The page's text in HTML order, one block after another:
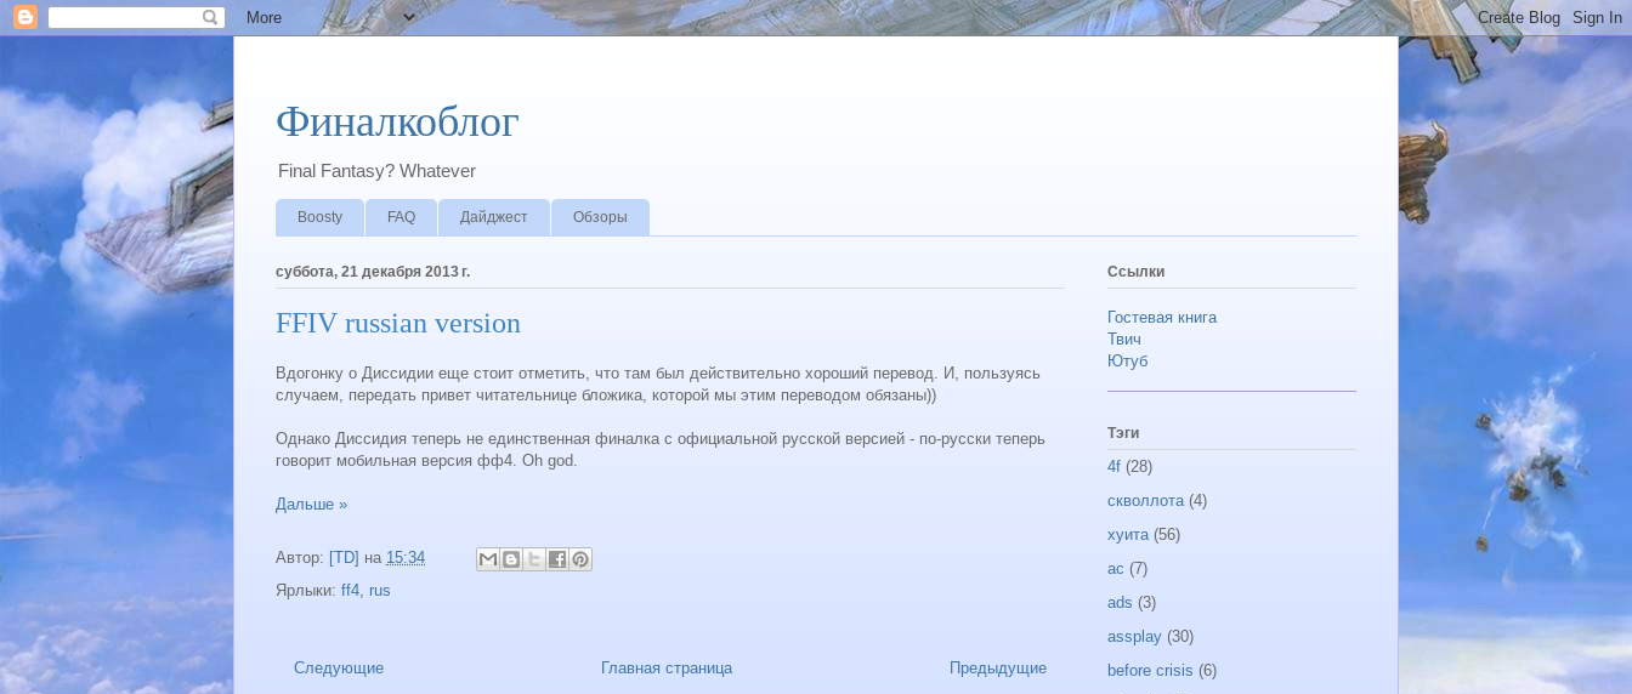
Финалкоблог
Final Fantasy? Whatever
Boosty FAQ Дайджест Обзоры
суббота, 21 декабря 2013 г.
FFIV russian version
Вдогонку о Диссидии еще стоит отметить, что там был действительно хороший перевод. И, пользуясь
случаем, передать привет читательнице бложика, которой мы этим переводом обязаны))
Однако Диссидия теперь не единственная финалка с официальной русской версией - по-русски теперь
говорит мобильная версия фф4. Oh god.
Дальше »
Автор: [TD] на 15:34
Ярлыки: ff4, rus
Следующие Предыдущие
Главная страница
Ссылки
Гостевая книга
Твич
Ютуб
Тэги
4f (28)
скволлота (4)
хуита (56)
ac (7)
ads (3)
assplay (30)
before crisis (6)